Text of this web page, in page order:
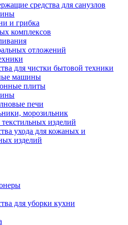
средства для санузлов
и грибка
комплексов
отложений
для чистки бытовой техники
машины
плиты
печи
морозильник
изделий
ухода для кожаных и
изделий
для уборки кухни